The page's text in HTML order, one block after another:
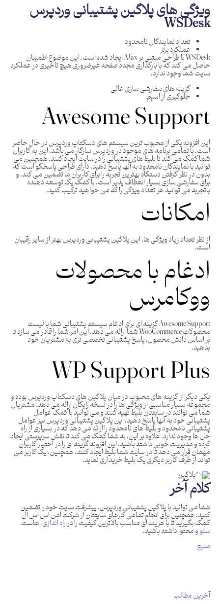
ویژگی های پلاگین پشتیبانی وردپرس
WSDesk
تعداد نمایندگان نامحدود
عملکرد برتر
WSDesk با طراحی مبتنی بر AJax ایجاد شده است. این موضوع اطمینان
حاصل می کند که با بارگذاری مجدد صفحه غیرضروری هیچ تاخیری در عملکرد
سایت شما وجود ندارد.
گزینه های سفارشی سازی عالی
جلوگیری از اسپم
Awesome Support
این افزونه یکی از محبوب ترین سیستم های دسکتاپ وردپرس در حال حاضر
است. با تمامی برنامه های موجود در وردپرس سازگار می باشد. این به کاربران
شما کمک می کند تا بلیط های پشتیبانی را در سایت ایجاد کنند. همچنین می
توانید با نمایندگان نامحدود به آنها پاسخ دهید. دارای طراحی پاسخگو است که
بدون در نظر گرفتن دستگاه بهترین تجربه را برای کاربران ما تضمین می کند. و
برای سفارشی سازی بسیار انعطاف پذیر است. با کمک یک توسعه دهنده
باتجربه می توانید هر تعداد ویژگی را که می خواهید ترکیب کنید.
امکانات
از نظر تعداد زیاد ویژگی ها، این پلاگین پشتیبانی وردپرس بهتر از سایر رقیبان
است.
ادغام با محصولات
ووکامرس
Awesome Support گزینه ای برای ادغام سیستم پشتیبانی شما با لیست
محصولات WooCommerce شما ارائه می دهد. این امر شما را قادر می سازد تا
بر اساس دانش محصول، پاسخ پشتیبانی تخصصی تری به مشتریان خود
بدهید.
WP Support Plus
یکی دیگر از گزینه های محبوب در میان پلاگین های دسکتاپ وردپرس بوده و
مجموعه بسیار مناسبی از ویژگی ها را در نسخه رایگان ارائه می دهد. مشتریان
شما می توانند در سایتتان بلیط تهیه کنند و می توانید با کمک عوامل
پشتیبانی خود به آنها پاسخ دهید. این پلاگین پشتیبانی وردپرس نیز عوامل
پشتیبانی نامحدود و بلیط های نامحدود را ارائه می دهد که در بسیاری از راه
حل ها وجود ندارد. علاوه بر این، به شما کمک می کند تا نقش سرپرستی ایجاد
کرده و مدیریت خوبی داشته باشید. این افزونه گزینه ای را در اختیار کاربران
مهمان قرار می دهد تا در سایت شما بلیط ایجاد کنند. همچنین، یک کاربر می
تواند از طرف کاربر دیگری یک بلیط خریداری نماید.
کلام آخر
شما می توانید با پلاگین پشتیبانی وردپرس، پیشرفت سایت خود را تضمین
کنید. همچنین برای انجام تمامی کارهای سایتتان از شرکت امن اس اس ال
کمک بگیرید تا با هزینه ای مناسب بالاترین کیفیت را درراه اندازی، هاست،
سئوو محتوا داشته باشید.
منبع
آخرین مطالب